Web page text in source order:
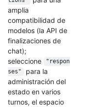
amplia
compatibilidad de
modelos (la API de
finalizaciones de
chat);
seleccione
"respon
ses"
para la
administración del
estado en varios
turnos, el espacio